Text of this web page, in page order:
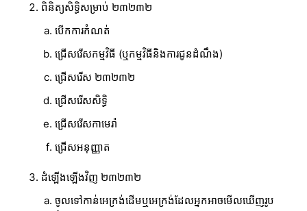
ពិនិត្យសិទ្ធិសម្រាប់ ២៣២៣២
បើកការកំណត់
ជ្រើសរើសកម្មវិធី (ឬកម្មវិធីនិងការជូនដំណឹង)
ជ្រើសរើស ២៣២៣២
ជ្រើសរើសសិទ្ធិ
ជ្រើសរើសកាមេរ៉ា
ជ្រើសអនុញ្ញាត
ដំឡើងឡើងវិញ ២៣២៣២
ចូលទៅកាន់អេក្រង់ដើមឬអេក្រង់ដែលអ្នកអាចមើលឃើញរូប